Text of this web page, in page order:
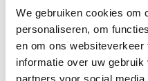
We gebruiken cookies om
personaliseren, om
en om ons
informatie over uw
partners voor social